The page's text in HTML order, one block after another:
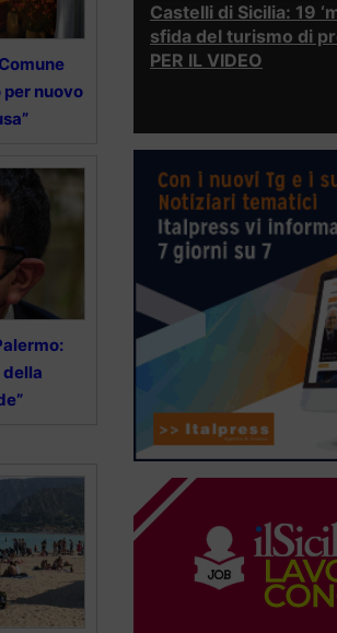
per nuovo
della
Castelli di Sicilia: 19
sfida del turismo di
PER IL VIDEO